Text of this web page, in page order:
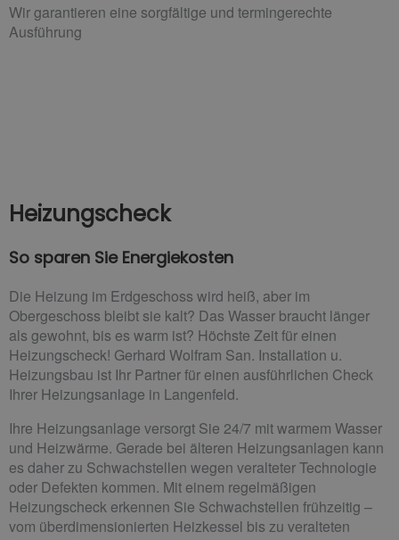
Wir garantieren eine sorgfältige und termingerechte
Ausführung
Heizungscheck
So sparen Sie Energiekosten
Die Heizung im Erdgeschoss wird heiß, aber im
Obergeschoss bleibt sie kalt? Das Wasser braucht länger
als gewohnt, bis es warm ist? Höchste Zeit für einen
Heizungscheck! Gerhard Wolfram San. Installation u.
Heizungsbau ist Ihr Partner für einen ausführlichen Check
Ihrer Heizungsanlage in Langenfeld.
Ihre Heizungsanlage versorgt Sie 24/7 mit warmem Wasser
und Heizwärme. Gerade bei älteren Heizungsanlagen kann
es daher zu Schwachstellen wegen veralteter Technologie
oder Defekten kommen. Mit einem regelmäßigen
Heizungscheck erkennen Sie Schwachstellen frühzeitig –
vom überdimensionierten Heizkessel bis zu veralteten